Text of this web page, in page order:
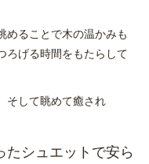
めることで木の温かみも
ろげる時間をもたらして
そして眺めて癒され
シュエットで安ら